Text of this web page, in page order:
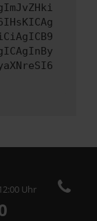
Uhr